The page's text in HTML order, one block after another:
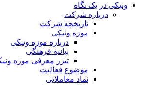
ونیکی در یک نگاه
درباره شرکت
تاریخچه شرکت
موزه ونیکی
درباره موزه ونیکی
بیانیه فرهنگی
تیزر معرفی موزه
موضوع فعالیت
نماد معاملاتی